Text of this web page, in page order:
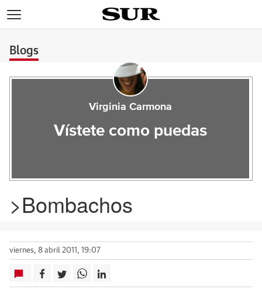
Blogs
Virginia Carmona
Vístete como puedas
>Bombachos
viernes, 8 abril 2011, 19:07